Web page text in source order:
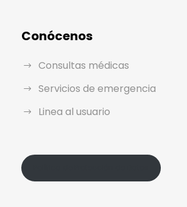
Conócenos
Consultas médicas
Servicios de emergencia
Linea al usuario